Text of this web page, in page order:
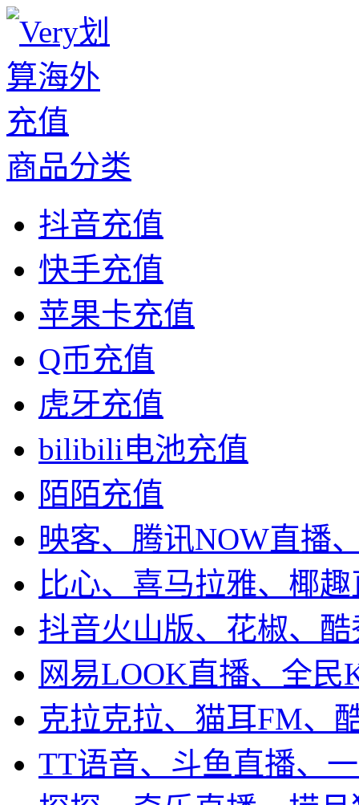
商品分类
抖音充值
快手充值
苹果卡充值
Q币充值
虎牙充值
bilibili电池充值
陌陌充值
映客、腾讯NOW直播
比心、喜马拉雅、椰
抖音火山版、花椒、
网易LOOK直播、全民
克拉克拉、猫耳FM、
TT语音、斗鱼直播、